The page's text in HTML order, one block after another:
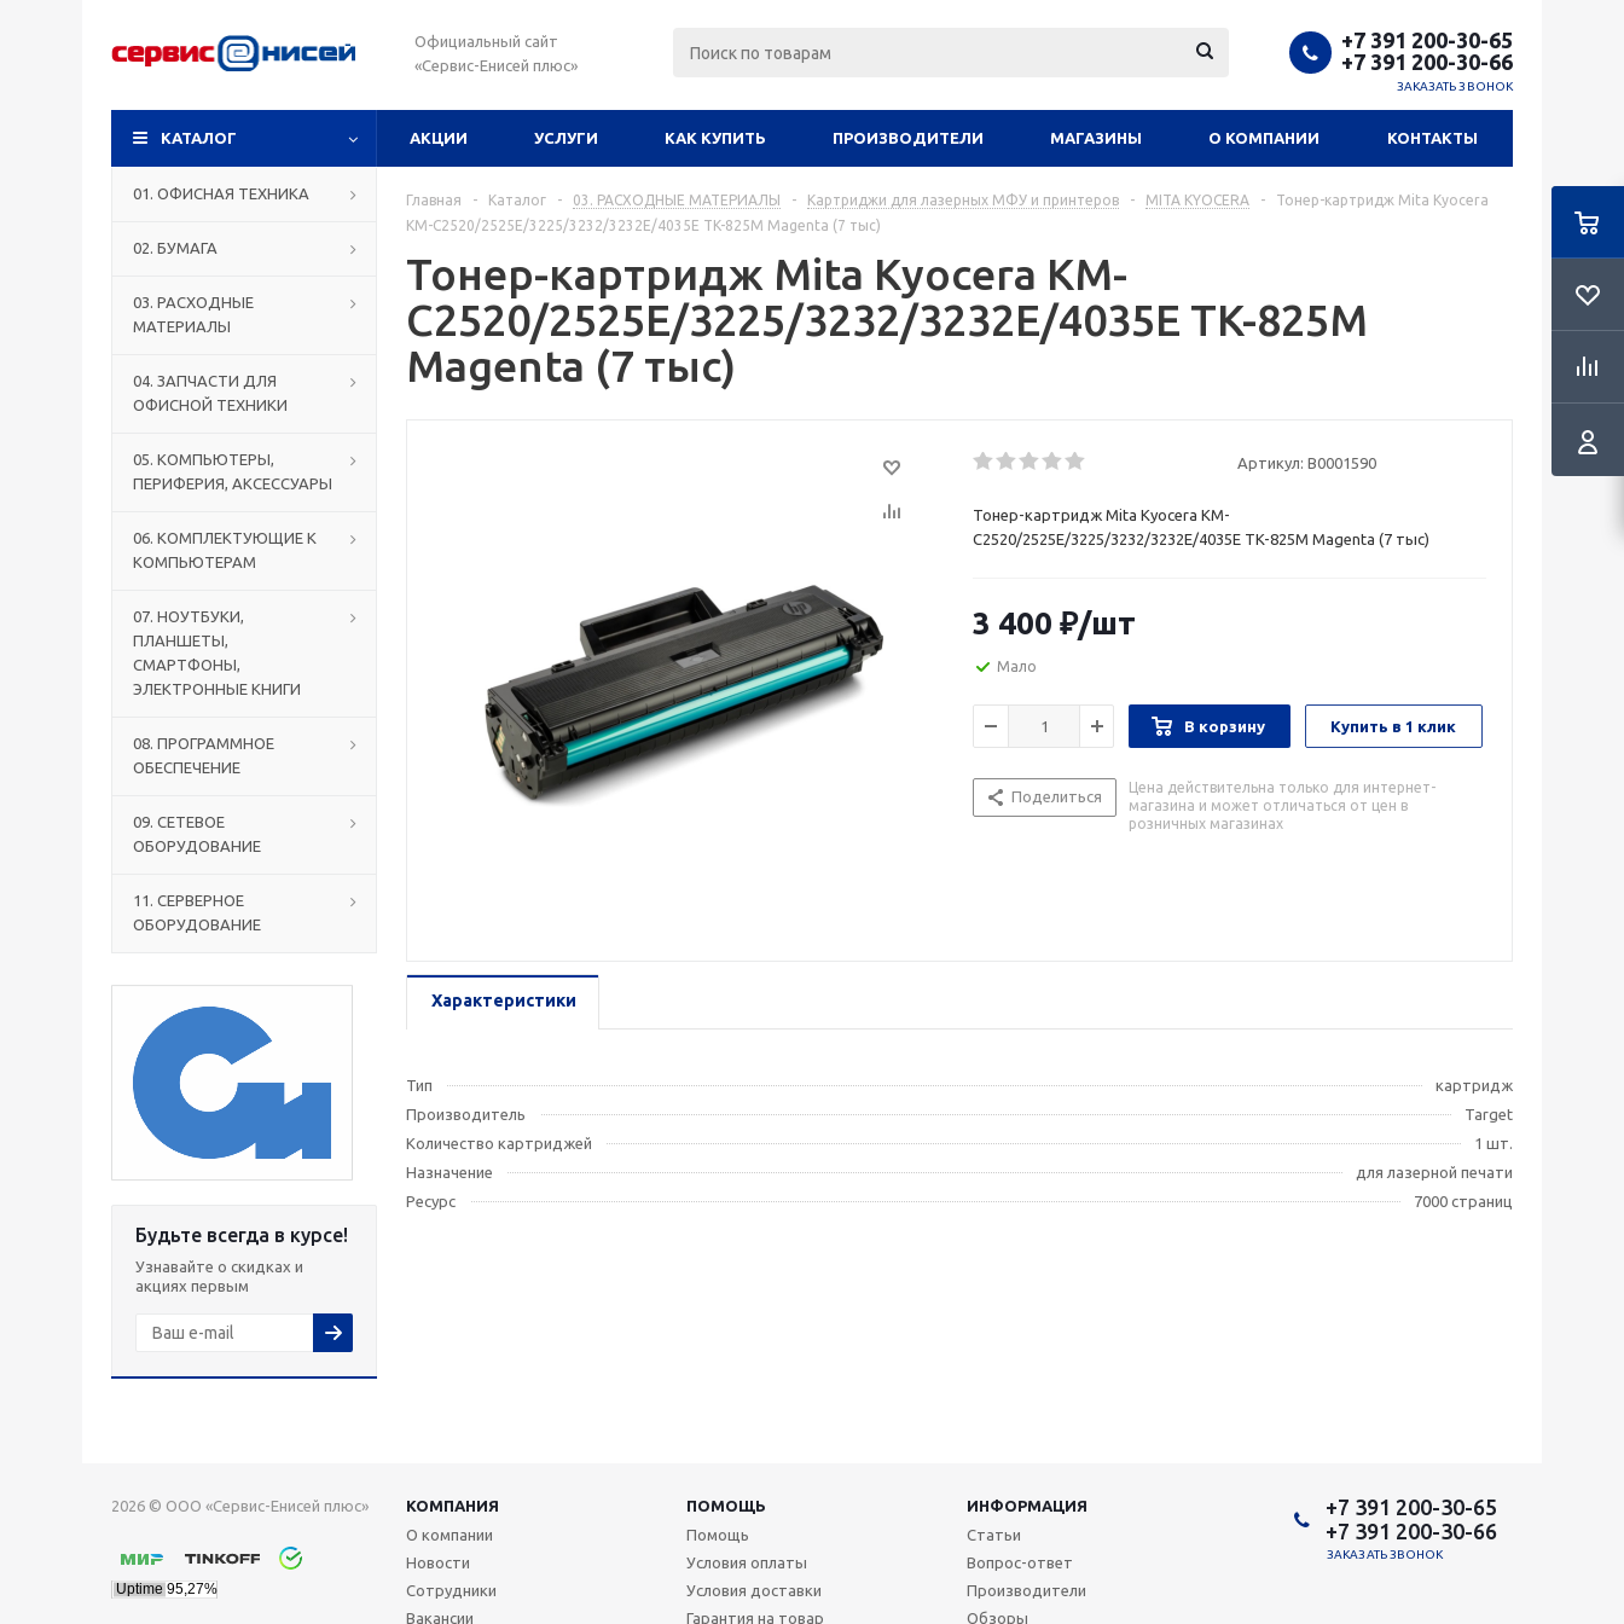
Официальный сайт
«Сервис-Енисей плюс»
+7 391 200-30-65
+7 391 200-30-66
ЗАКАЗАТЬ ЗВОНОК
КАТАЛОГ АКЦИИ УСЛУГИ КАК КУПИТЬ ПРОИЗВОДИТЕЛИ МАГАЗИНЫ О КОМПАНИИ КОНТАКТЫ
01. ОФИСНАЯ ТЕХНИКА
02. БУМАГА
03. РАСХОДНЫЕ
МАТЕРИАЛЫ
04. ЗАПЧАСТИ ДЛЯ
ОФИСНОЙ ТЕХНИКИ
05. КОМПЬЮТЕРЫ,
ПЕРИФЕРИЯ, АКСЕССУАРЫ
06. КОМПЛЕКТУЮЩИЕ К
КОМПЬЮТЕРАМ
07. НОУТБУКИ,
ПЛАНШЕТЫ,
СМАРТФОНЫ,
ЭЛЕКТРОННЫЕ КНИГИ
08. ПРОГРАММНОЕ
ОБЕСПЕЧЕНИЕ
09. СЕТЕВОЕ
ОБОРУДОВАНИЕ
11. СЕРВЕРНОЕ
ОБОРУДОВАНИЕ
Будьте всегда в курсе!
Узнавайте о скидках и
акциях первым
Главная - Каталог - 03. РАСХОДНЫЕ МАТЕРИАЛЫ - Картриджи для лазерных МФУ и принтеров - MITA KYOCERA -
Тонер-картридж Mita Kyocera
KM-C2520/2525E/3225/3232/3232E/4035E TK-825M Magenta (7 тыс)
Тонер-картридж Mita Kyocera KM-
C2520/2525E/3225/3232/3232E/4035E TK-825M
Magenta (7 тыс)
Артикул: В0001590
Тонер-картридж Mita Kyocera KM-
C2520/2525E/3225/3232/3232E/4035E TK-825M Magenta (7 тыс)
3 400 ₽/шт
Мало
В корзину Купить в 1 клик
Поделиться
Цена действительна только для интернет-
магазина и может отличаться от цен в
розничных магазинах
Характеристики
Тип
картридж
Производитель
Target
Количество картриджей
1 шт.
Назначение
для лазерной печати
Ресурс
7000 страниц
2026 © ООО «Сервис-Енисей плюс» КОМПАНИЯ ПОМОЩЬ
ИНФОРМАЦИЯ
О компании
Новости
Сотрудники
Вакансии
Помощь
Условия оплаты
Условия доставки
Гарантия на товар
Статьи
Вопрос-ответ
Производители
Обзоры
+7 391 200-30-65
+7 391 200-30-66
ЗАКАЗАТЬ ЗВОНОК